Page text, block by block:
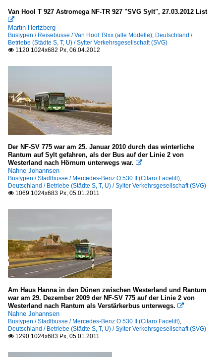
Van Hool T 927 Astromega NF-TR 927 "SVG Sylt", 27.03.2012 List

Martin Hertzberg
Bustypen / Reisebusse / Van Hool T9xx (alle Modelle), Deutschland /
Betriebe (Städte S, T, U) / Sylter Verkehrsgesellschaft (SVG)
 1120 1024x682 Px, 06.04.2012
Der NF-SV 775 war am 25. Januar 2010 durch das winterliche
Rantum auf Sylt gefahren, als der Bus auf der Linie 2 von
Westerland nach Hörnum unterwegs war. 
Nahne Johannsen
Bustypen / Stadtbusse / Mercedes-Benz O 530 II (Citaro Facelift),
Deutschland / Betriebe (Städte S, T, U) / Sylter Verkehrsgesellschaft (SVG)
 1069 1024x683 Px, 05.01.2011
Am Haus Hanna in den Dünen zwischen Westerland und Rantum
war am 29. Dezember 2009 der NF-SV 775 auf der Linie 2 von
Westerland nach Rantum als Verstärkerbus unterwegs. 
Nahne Johannsen
Bustypen / Stadtbusse / Mercedes-Benz O 530 II (Citaro Facelift),
Deutschland / Betriebe (Städte S, T, U) / Sylter Verkehrsgesellschaft (SVG)
 1290 1024x683 Px, 05.01.2011